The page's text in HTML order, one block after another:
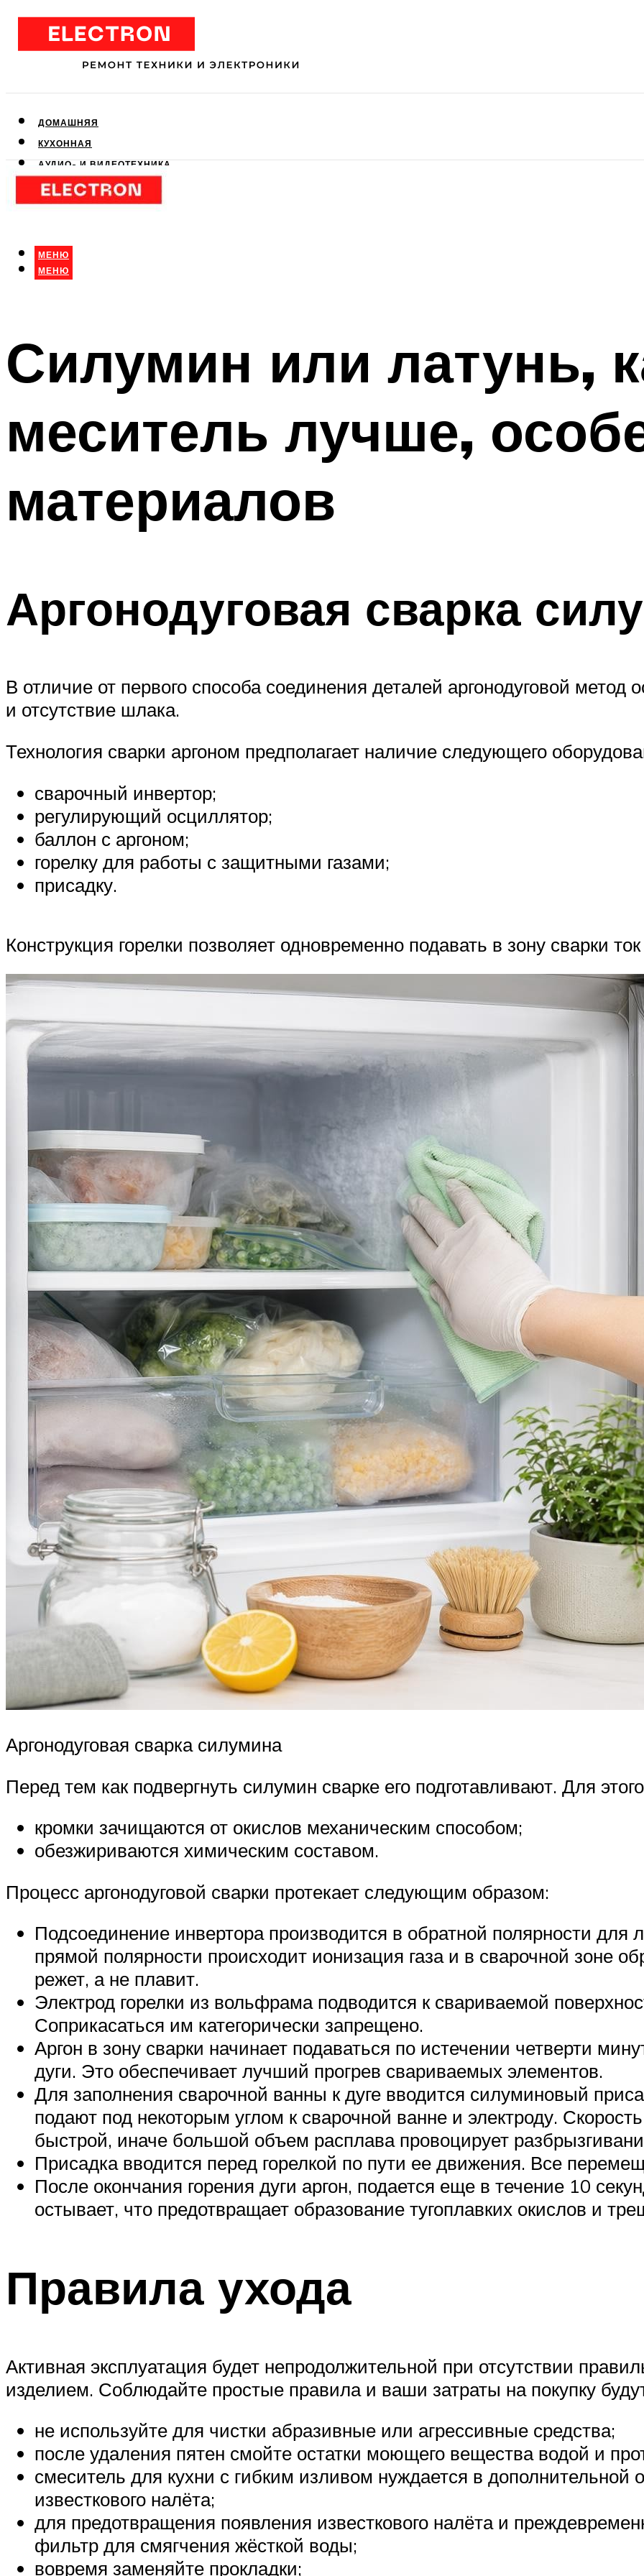
ДОМАШНЯЯ
КУХОННАЯ
АУДИО- И ВИДЕОТЕХНИКА
КЛИМАТИЧЕСКАЯ
ДЛЯ КРАСОТЫ
МЕНЮ
МЕНЮ
Силумин или латунь,
меситель лучше,
материалов
Аргонодуговая сварка
В отличие от первого способа соединения деталей аргонодуговой метод
и отсутствие шлака.
Технология сварки аргоном предполагает наличие следующего
сварочный инвертор;
регулирующий осциллятор;
баллон с аргоном;
горелку для работы с защитными газами;
присадку.
Конструкция горелки позволяет одновременно подавать в зону сварки
Аргонодуговая сварка силумина
Перед тем как подвергнуть силумин сварке его подготавливают. Для
кромки зачищаются от окислов механическим способом;
обезжириваются химическим составом.
Процесс аргонодуговой сварки протекает следующим образом:
Подсоединение инвертора производится в обратной полярности
прямой полярности происходит ионизация газа и в сварочной зоне
режет, а не плавит.
Электрод горелки из вольфрама подводится к свариваемой
Соприкасаться им категорически запрещено.
Аргон в зону сварки начинает подаваться по истечении четверти
дуги. Это обеспечивает лучший прогрев свариваемых элементов.
Для заполнения сварочной ванны к дуге вводится силуминовый
подают под некоторым углом к сварочной ванне и электроду.
быстрой, иначе большой объем расплава провоцирует
Присадка вводится перед горелкой по пути ее движения. Все
После окончания горения дуги аргон, подается еще в течение 10
остывает, что предотвращает образование тугоплавких окислов и
Правила ухода
Активная эксплуатация будет непродолжительной при отсутствии
изделием. Соблюдайте простые правила и ваши затраты на покупку
не используйте для чистки абразивные или агрессивные средства;
после удаления пятен смойте остатки моющего вещества водой и
смеситель для кухни с гибким изливом нуждается в дополнительной
известкового налёта;
для предотвращения появления известкового налёта и
фильтр для смягчения жёсткой воды;
вовремя заменяйте прокладки;